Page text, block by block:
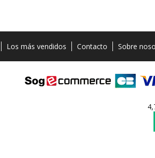
Los más vendidos Contacto Sobre